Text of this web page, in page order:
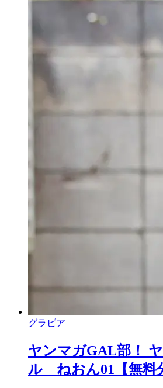
グラビア
ヤンマガGAL部！
ル ねおん01【無料